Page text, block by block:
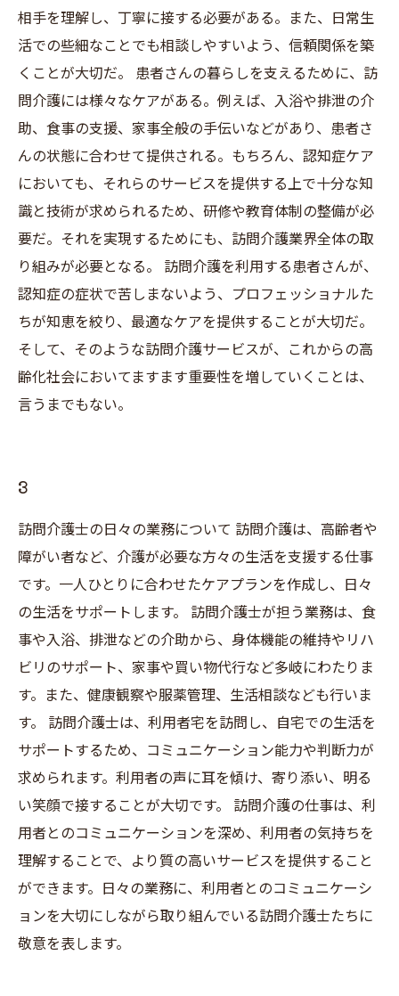
相手を理解し、丁寧に接する必要がある。また、日常生
活での些細なことでも相談しやすいよう、信頼関係を築
くことが大切だ。 患者さんの暮らしを支えるために、訪
問介護には様々なケアがある。例えば、入浴や排泄の介
助、食事の支援、家事全般の手伝いなどがあり、患者さ
んの状態に合わせて提供される。もちろん、認知症ケア
においても、それらのサービスを提供する上で十分な知
識と技術が求められるため、研修や教育体制の整備が必
要だ。それを実現するためにも、訪問介護業界全体の取
り組みが必要となる。 訪問介護を利用する患者さんが、
認知症の症状で苦しまないよう、プロフェッショナルた
ちが知恵を絞り、最適なケアを提供することが大切だ。
そして、そのような訪問介護サービスが、これからの高
齢化社会においてますます重要性を増していくことは、
言うまでもない。
3
訪問介護士の日々の業務について 訪問介護は、高齢者や
障がい者など、介護が必要な方々の生活を支援する仕事
です。一人ひとりに合わせたケアプランを作成し、日々
の生活をサポートします。 訪問介護士が担う業務は、食
事や入浴、排泄などの介助から、身体機能の維持やリハ
ビリのサポート、家事や買い物代行など多岐にわたりま
す。また、健康観察や服薬管理、生活相談なども行いま
す。 訪問介護士は、利用者宅を訪問し、自宅での生活を
サポートするため、コミュニケーション能力や判断力が
求められます。利用者の声に耳を傾け、寄り添い、明る
い笑顔で接することが大切です。 訪問介護の仕事は、利
用者とのコミュニケーションを深め、利用者の気持ちを
理解することで、より質の高いサービスを提供すること
ができます。日々の業務に、利用者とのコミュニケーシ
ョンを大切にしながら取り組んでいる訪問介護士たちに
敬意を表します。